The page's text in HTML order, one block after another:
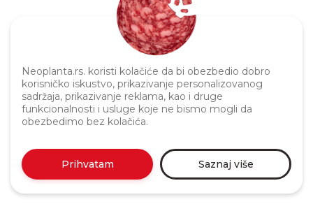
Neoplanta.rs. koristi kolačiće da bi obezbedio dobro
korisničko iskustvo, prikazivanje personalizovanog
sadržaja, prikazivanje reklama, kao i druge
funkcionalnosti i usluge koje ne bismo mogli da
obezbedimo bez kolačića.
Prihvatam Saznaj više
Politika privatnosti